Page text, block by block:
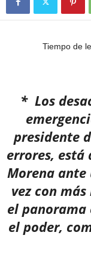
Tiempo de
* Los
presidente
errores, está
Morena ante
vez con
el
el poder,